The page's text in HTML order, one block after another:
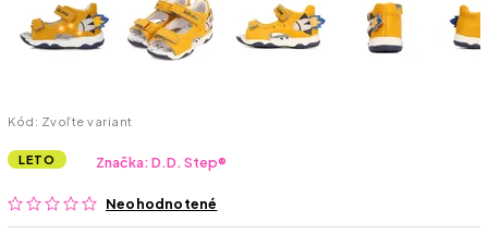
Kód: Zvoľte variant
LETO
Neohodnotené
Značka:D.D. Step®